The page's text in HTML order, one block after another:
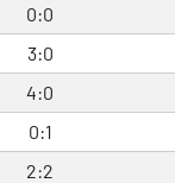
0:0
3:0
4:0
0:1
2:2